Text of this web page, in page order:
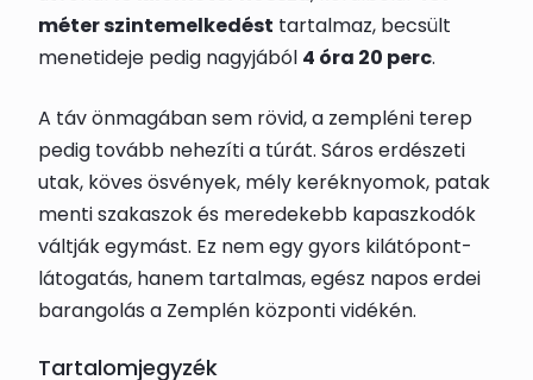
méter szintemelkedést tartalmaz, becsült
menetideje pedig nagyjából 4 óra 20 perc.
A táv önmagában sem rövid, a zempléni terep
pedig tovább nehezíti a túrát. Sáros erdészeti
utak, köves ösvények, mély keréknyomok, patak
menti szakaszok és meredekebb kapaszkodók
váltják egymást. Ez nem egy gyors kilátópont-
látogatás, hanem tartalmas, egész napos erdei
barangolás a Zemplén központi vidékén.
Tartalomjegyzék